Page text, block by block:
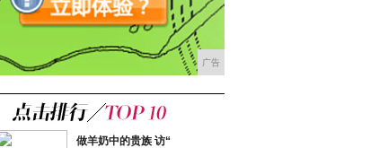
广告
做羊奶中的贵族 访“